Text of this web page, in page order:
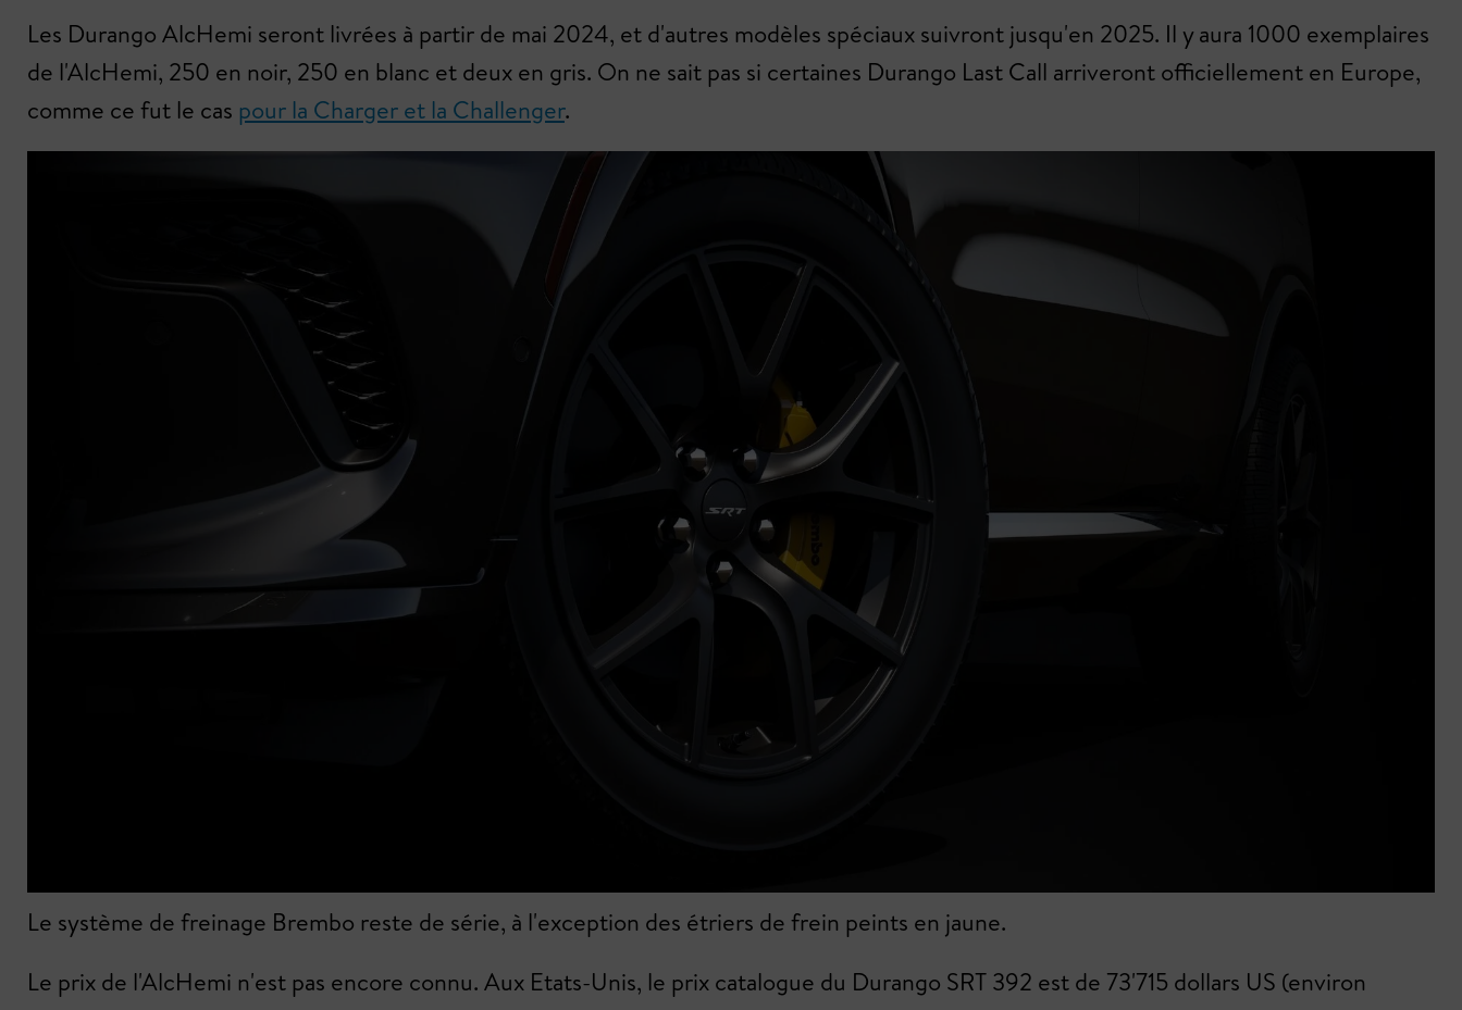
Les Durango AlcHemi seront livrées à partir de mai 2024, et d'autres modèles spéciaux suivront jusqu'en 2025. Il y aura 1000 exemplaires
de l'AlcHemi, 250 en noir, 250 en blanc et deux en gris. On ne sait pas si certaines Durango Last Call arriveront officiellement en Europe,
comme ce fut le cas pour la Charger et la Challenger.
Le système de freinage Brembo reste de série, à l'exception des étriers de frein peints en jaune.
Le prix de l'AlcHemi n'est pas encore connu. Aux Etats-Unis, le prix catalogue du Durango SRT 392 est de 73'715 dollars US (environ